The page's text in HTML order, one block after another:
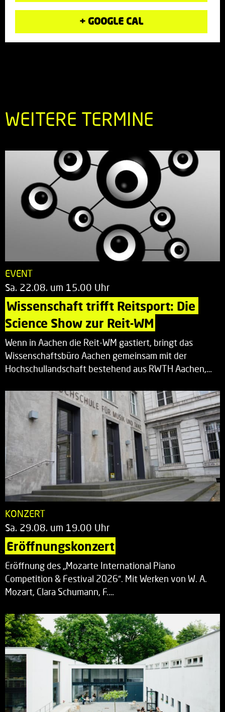
+ GOOGLE CAL
WEITERE TERMINE
EVENT
Sa. 22.08. um 15.00 Uhr
Wissenschaft trifft Reitsport: Die
Science Show zur Reit-WM
Wenn in Aachen die Reit-WM gastiert, bringt das
Wissenschaftsbüro Aachen gemeinsam mit der
Hochschullandschaft bestehend aus RWTH Aachen,…
KONZERT
Sa. 29.08. um 19.00 Uhr
Eröffnungskonzert
Eröffnung des „Mozarte International Piano
Competition & Festival 2026“. Mit Werken von W. A.
Mozart, Clara Schumann, F.…